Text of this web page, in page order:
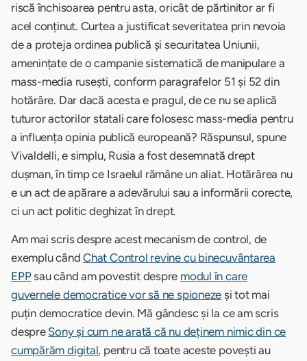
riscă închisoarea pentru asta, oricât de părtinitor ar fi
acel conținut. Curtea a justificat severitatea prin nevoia
de a proteja ordinea publică și securitatea Uniunii,
amenințate de o campanie sistematică de manipulare a
mass-media rusești, conform paragrafelor 51 și 52 din
hotărâre. Dar dacă acesta e pragul, de ce nu se aplică
tuturor actorilor statali care folosesc mass-media pentru
a influența opinia publică europeană? Răspunsul, spune
Vivaldelli, e simplu, Rusia a fost desemnată drept
dușman, în timp ce Israelul rămâne un aliat. Hotărârea nu
e un act de apărare a adevărului sau a informării corecte,
ci un act politic deghizat în drept.
Am mai scris despre acest mecanism de control, de
exemplu cândChat Control revine cu binecuvântarea
EPPsau când am povestit despre modul în care
guvernele democratice vor să ne spioneze și tot mai
puțin democratice devin. Mă gândesc și la ce am scris
despre Sony și cum ne arată că nu deținem nimic din ce
cumpărăm digital, pentru că toate aceste povești au